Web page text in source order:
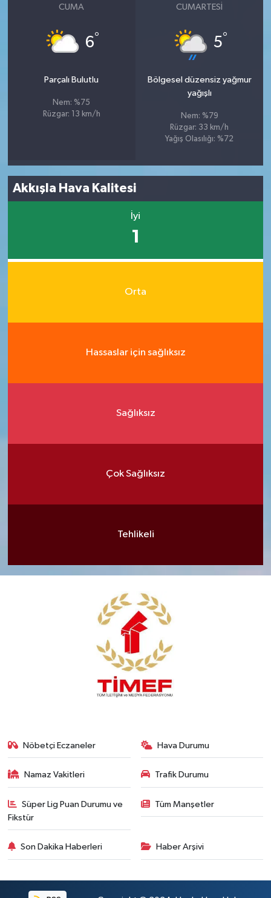
CUMA
6°
Parçalı Bulutlu
Nem: %75
Rüzgar: 13 km/h
CUMARTESI
5°
Bölgesel düzensiz yağmur
yağışlı
Nem: %79
Rüzgar: 33 km/h
Yağış Olasılığı: %72
Akkışla Hava Kalitesi
İyi
1
Orta
Hassaslar için sağlıksız
Sağlıksız
Çok Sağlıksız
Tehlikeli
Nöbetçi Eczaneler Hava Durumu
Namaz Vakitleri Trafik Durumu
Süper Lig Puan Durumu ve
Fikstür
Tüm Manşetler
Son Dakika Haberleri Haber Arşivi